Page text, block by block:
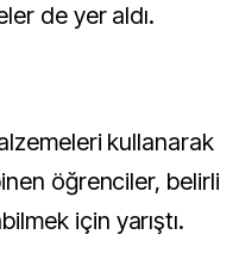
de yer aldı.
kullanarak
öğrenciler, belirli
için yarıştı.